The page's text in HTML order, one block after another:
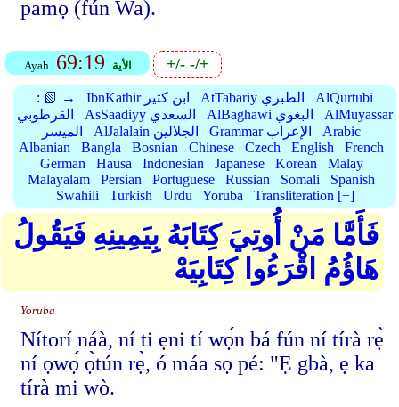
pamọ́ (fún Wa).
Ayah 69:19 الأية +/--/+
: 📗 → IbnKathir ابن كثير AtTabariy الطبري
AlQurtubi
القرطوبي
AsSaadiyy السعدي AlBaghawi البغوي
AlMuyassar
الميسر
AlJalalain الجلالين Grammar الإعراب
Arabic
Albanian
Bangla Bosnian Chinese Czech English
French
German
Hausa Indonesian Japanese Korean
Malay
Malayalam
Persian Portuguese Russian Somali
Spanish
Swahili
Turkish Urdu Yoruba Transliteration [+]
فَأَمَّا مَنْ أُوتِيَ كِتَابَهُ بِيَمِينِهِ فَيَقُولُ
هَاؤُمُ اقْرَءُوا كِتَابِيَهْ
Yoruba
Nítorí náà, ní ti ẹni tí wọ́n bá fún ní tírà rẹ̀
ní ọwọ́ ọ̀tún rẹ̀, ó máa sọ pé: "Ẹ gbà, ẹ ka
tírà mi wò.